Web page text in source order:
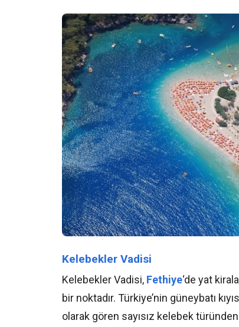
Kelebekler Vadisi
Kelebekler Vadisi, Fethiye‘de yat
bir noktadır. Türkiye’nin güneybatı
olarak gören sayısız kelebek